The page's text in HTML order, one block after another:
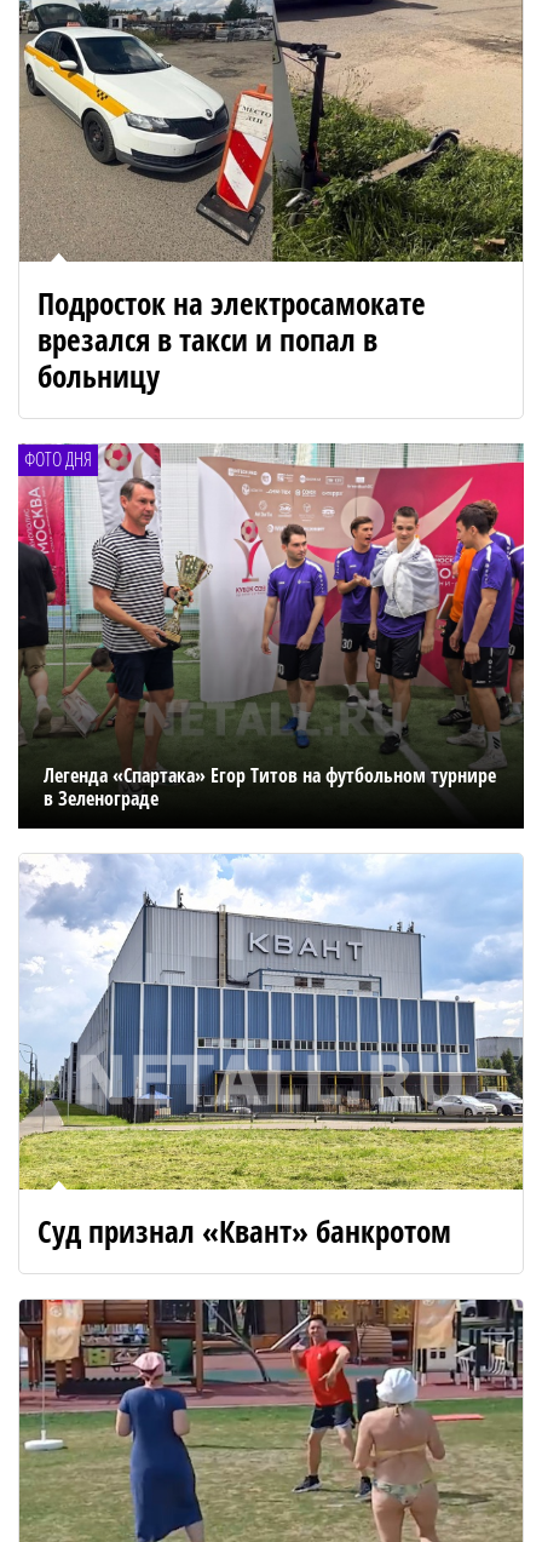
Подросток на электросамокате
врезался в такси и попал в
больницу
ФОТО ДНЯ
Легенда «Спартака» Егор Титов на футбольном турнире
в Зеленограде
Суд признал «Квант» банкротом